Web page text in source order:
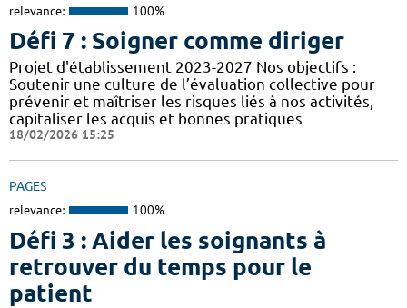
relevance: 100%
Défi 7 : Soigner comme diriger
Projet d'établissement 2023-2027 Nos objectifs :
Soutenir une culture de l’évaluation collective pour
prévenir et maîtriser les risques liés à nos activités,
capitaliser les acquis et bonnes pratiques
18/02/2026 15:25
PAGES
relevance: 100%
Défi 3 : Aider les soignants à
retrouver du temps pour le
patient